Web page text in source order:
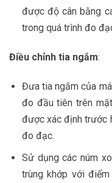
được độ cân bằng
trong quá trình đo
Điều chỉnh tia ngắm:
Đưa tia ngắm của
đo đầu tiên trên
được xác định trước
đo đạc.
Sử dụng các núm
trùng khớp với